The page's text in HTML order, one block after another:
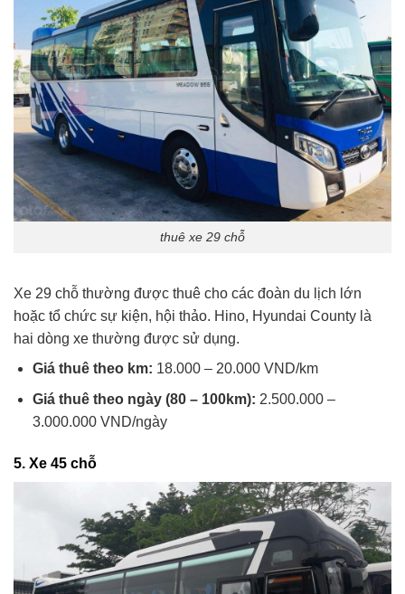
thuê xe 29 chỗ
Xe 29 chỗ thường được thuê cho các đoàn du lịch lớn
hoặc tổ chức sự kiện, hội thảo. Hino, Hyundai County là
hai dòng xe thường được sử dụng.
Giá thuê theo km: 18.000 – 20.000 VND/km
Giá thuê theo ngày (80 – 100km): 2.500.000 –
3.000.000 VND/ngày
5. Xe 45 chỗ